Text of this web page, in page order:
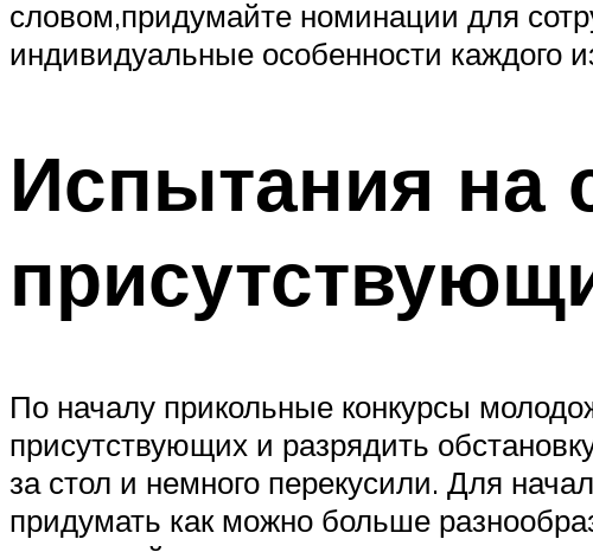
словом,придумайте номинации для
индивидуальные особенности каждого
Испытания на
По началу прикольные конкурсы
присутствующих и разрядить
за стол и немного перекусили. Для
придумать как можно больше